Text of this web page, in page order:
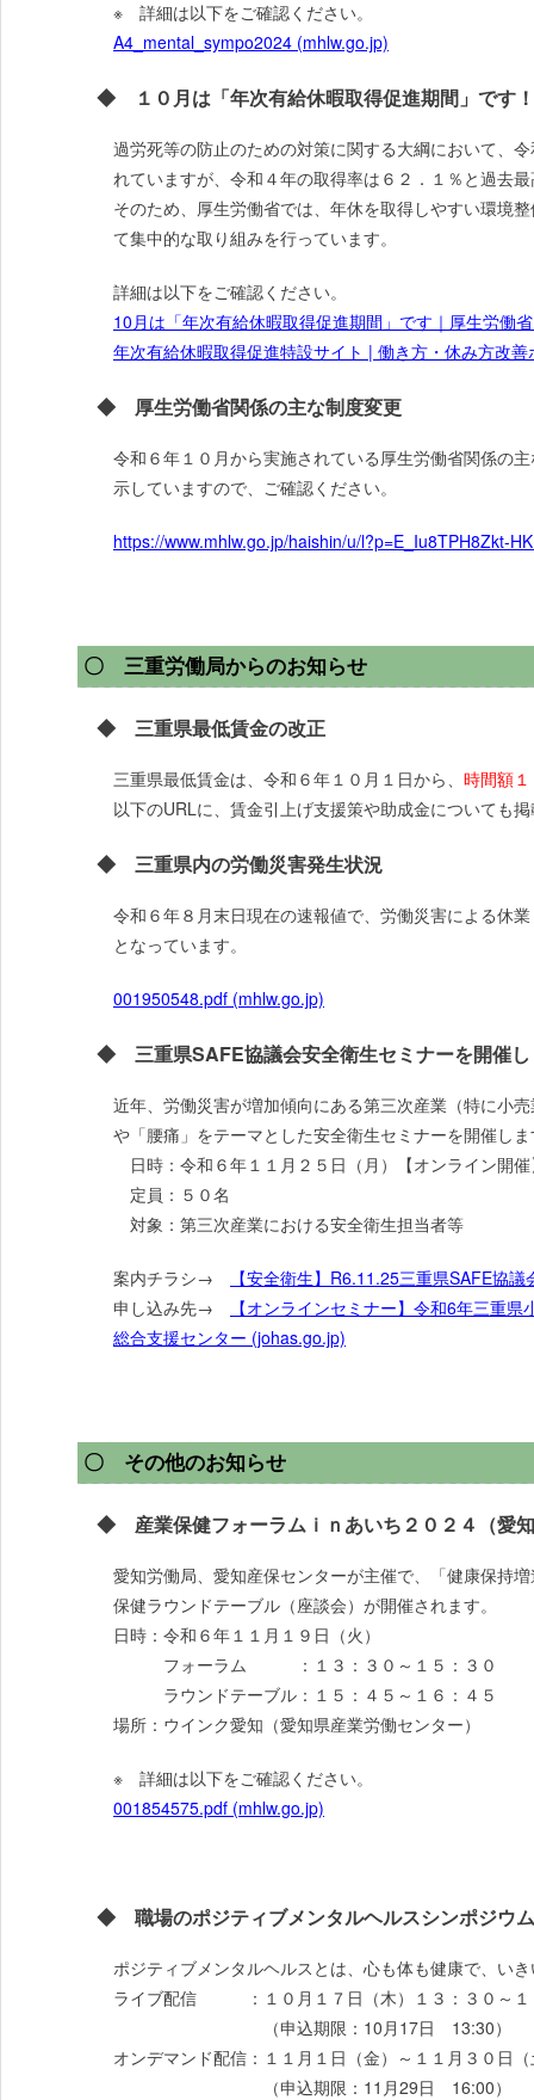
※ 詳細は以下をご確認ください。
A4_mental_sympo2024 (mhlw.go.jp)
◆ １０月は「年次有給休暇取得促進期間」です！
過労死等の防止のための対策に関する大綱において、
れていますが、令和４年の取得率は６２．１％と過去
そのため、厚生労働省では、年休を取得しやすい環境
て集中的な取り組みを行っています。
詳細は以下をご確認ください。
10月は「年次有給休暇取得促進期間」です｜厚生労働
年次有給休暇取得促進特設サイト | 働き方・休み方改
◆ 厚生労働省関係の主な制度変更
令和６年１０月から実施されている厚生労働省関係の
示していますので、ご確認ください。
https://www.mhlw.go.jp/haishin/u/l?p=E_Iu8TPH8Zkt-
〇 三重労働局からのお知らせ
◆ 三重県最低賃金の改正
三重県最低賃金は、令和６年１０月１日から、 時間額
以下のURLに、賃金引上げ支援策や助成金についても
◆ 三重県内の労働災害発生状況
令和６年８月末日現在の速報値で、労働災害による休
となっています。
001950548.pdf (mhlw.go.jp)
◆ 三重県SAFE協議会安全衛生セミナーを開催し
近年、労働災害が増加傾向にある第三次産業（特に小
や「腰痛」をテーマとした安全衛生セミナーを開催し
日時：令和６年１１月２５日（月）【オンライン開
定員：５０名
対象：第三次産業における安全衛生担当者等
案内チラシ→
【安全衛生】R6.11.25三重県SAFE協
申し込み先→
【オンラインセミナー】令和6年三重
総合支援センター (johas.go.jp)
〇 その他のお知らせ
◆ 産業保健フォーラムｉｎあいち２０２４（愛
愛知労働局、愛知産保センターが主催で、「健康保持
保健ラウンドテーブル（座談会）が開催されます。
日時：令和６年１１月１９日（火）
フォーラム ：１３：３０～１５：３０
ラウンドテーブル：１５：４５～１６：４５
場所：ウインク愛知（愛知県産業労働センター）
※ 詳細は以下をご確認ください。
001854575.pdf (mhlw.go.jp)
◆ 職場のポジティブメンタルヘルスシンポジウ
ポジティブメンタルヘルスとは、心も体も健康で、い
ライブ配信 ：１０月１７日（木）１３：３０～１
（申込期限：10月17日 13:30）
オンデマンド配信：１１月１日（金）～１１月３０日
（申込期限：11月29日 16:00）